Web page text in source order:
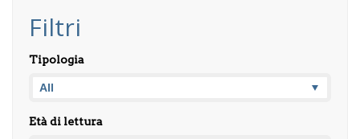
Filtri
Tipologia
Età di lettura